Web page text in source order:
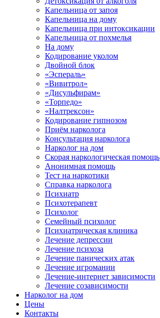
Капельница от запоя
Капельница на дому
Капельница при интоксикации
Капельница от похмелья
На дому
Кодирование уколом
Двойной блок
«Эспераль»
«Вивитрол»
«Дисульфирам»
«Торпедо»
«Налтрексон»
Кодирование гипнозом
Приём нарколога
Консультация нарколога
Нарколог на дом
Скорая наркологическая помощь
Анонимная помощь
Тест на наркотики
Справка нарколога
Психиатр
Психотерапевт
Психолог
Семейный психолог
Психиатрическая клиника
Лечение депрессии
Лечение психоза
Лечение панических атак
Лечение игромании
Лечение-интернет зависимости
Лечение созависимости
Нарколог на дом
Цены
Контакты